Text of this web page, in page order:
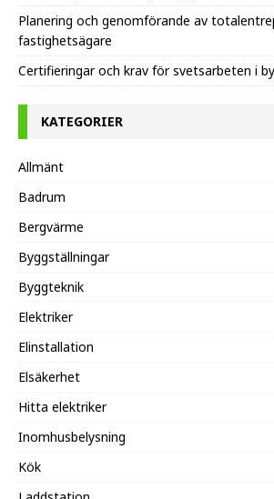
Planering och genomförande av
fastighetsägare
Certifieringar och krav för svetsarbeten i
KATEGORIER
Allmänt
Badrum
Bergvärme
Byggställningar
Byggteknik
Elektriker
Elinstallation
Elsäkerhet
Hitta elektriker
Inomhusbelysning
Kök